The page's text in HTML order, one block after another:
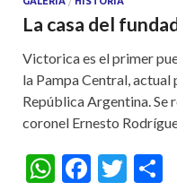
La casa del
Victorica es el primer
la Pampa Central, actual
República Argentina. Se
coronel Ernesto
W F
T